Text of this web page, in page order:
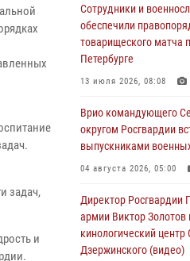
задач,
и
Росгвардейцы
подняться на крышу
Санкт-Петербурге
07 августа 2026, 11:34
основам
07 августа 2026, 11:33
Рэпер ST посетил
ведомства
07 августа 2026, 11:18
В Ставрополе офицеры
Сотрудники и
обеспечили
товарищеского матча
Петербурге
13 июля 2026, 08:08
Врио командующего
округом Росгвардии
выпускниками
04 августа 2026, 05:00
Директор Росгвардии
армии Виктор Золотов
кинологический
Дзержинского (видео)